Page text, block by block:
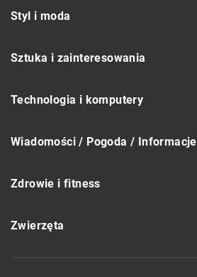
Styl i moda
Sztuka i zainteresowania
Technologia i komputery
Wiadomości / Pogoda / Informacje
Zdrowie i fitness
Zwierzęta